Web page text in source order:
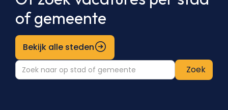
of gemeente
Bekijk alle steden